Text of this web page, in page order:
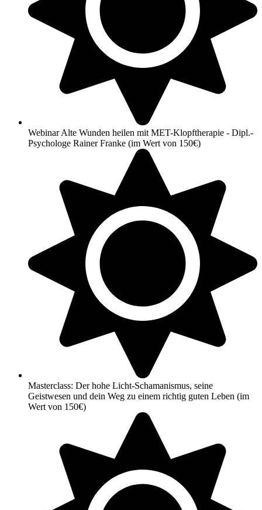
Webinar Alte Wunden heilen mit MET-Klopftherapie - Dipl.-
Psychologe Rainer Franke (im Wert von 150€)
Masterclass: Der hohe Licht-Schamanismus, seine
Geistwesen und dein Weg zu einem richtig guten Leben (im
Wert von 150€)